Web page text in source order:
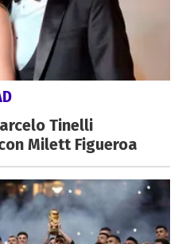
Tinelli
Milett Figueroa